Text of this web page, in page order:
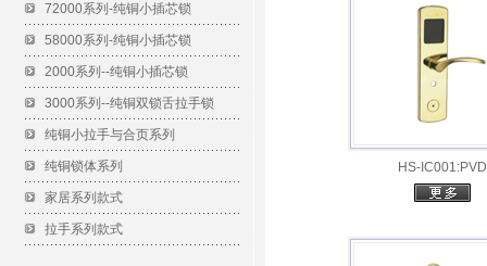
72000系列-纯铜小插芯锁
58000系列-纯铜小插芯锁
2000系列--纯铜小插芯锁
3000系列--纯铜双锁舌拉手锁
纯铜小拉手与合页系列
纯铜锁体系列
家居系列款式
拉手系列款式
HS-IC001:PVD